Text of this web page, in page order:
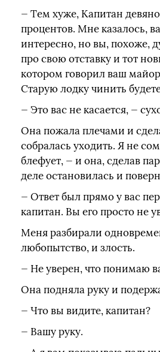
— Тем хуже, Капитан
процентов. Мне казалось,
интересно, но вы, похоже,
про свою отставку и тот
котором говорил ваш
Старую лодку чинить
— Это вас не касается, —
Она пожала плечами и
собралась уходить. Я не
блефует, — и она, сделав
деле остановилась и
— Ответ был прямо у вас
капитан. Вы его просто не
Меня разбирали
любопытство, и злость.
— Не уверен, что понимаю
Она подняла руку и
— Что вы видите, капитан?
— Вашу руку.